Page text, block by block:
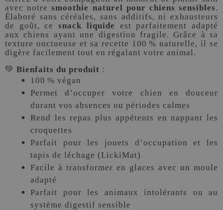
avec notresmoothie naturel pour chiens sensibles.
Élaboré sans céréales, sans additifs, ni exhausteurs
de goût, cesnack liquide est parfaitement adapté
aux chiens ayant une digestion fragile. Grâce à sa
texture onctueuse et sa recette 100 % naturelle, il se
digère facilement tout en régalant votre animal.
💚 Bienfaits du produit :
100 % végan
Permet d’occuper votre chien en douceur
durant vos absences ou périodes calmes
Rend les repas plus appétents en nappant les
croquettes
Parfait pour les jouets d’occupation et les
tapis de léchage (LickiMat)
Facile à transformer en glaces avec un moule
adapté
Parfait pour les animaux intolérants ou au
système digestif sensible